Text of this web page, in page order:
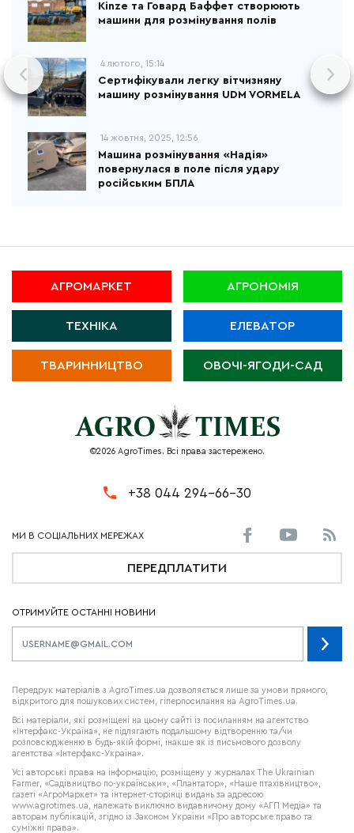
Kinze та Говард Баффет створюють
машини для розмінування полів
4 лютого, 15:14
Сертифікували легку вітчизняну
машину розмінування UDM VORMELA
14 жовтня, 2025, 12:56
Машина розмінування «Надія»
повернулася в поле після удару
російським БПЛА
АГРОМАРКЕТ АГРОНОМІЯ
ТЕХНІКА ЕЛЕВАТОР
ТВАРИННИЦТВО ОВОЧІ-ЯГОДИ-САД
©2026 AgroTimes. Всі права застережено.
+38 044 294-66-30
ПЕРЕДПЛАТИТИ
ОТРИМУЙТЕ ОСТАННІ НОВИНИ
Передрук матеріалів з AgroTimes.ua дозволяється лише за умови прямого,
відкритого для пошукових систем, гіперпосилання на AgroTimes.ua.
Всі матеріали, які розміщені на цьому сайті із посиланням на агентство
«Інтерфакс-Україна», не підлягають подальшому відтворенню та/чи
розповсюдженню в будь-якій формі, інакше як із письмового дозволу
агентства «Інтерфакс-Україна».
Усі авторські права на інформацію, розміщену у журналах The Ukrainian
Farmer, «Садівництво по-українськи», «Плантатор», «Наше птахівництво»,
газеті «АгроМаркет» та інтернет-сторінці видань за адресою
www.agrotimes.ua, належать виключно видавничому дому «АГП Медіа» та
авторам публікацій, згідно із Законом України «Про авторське право та
суміжні права».